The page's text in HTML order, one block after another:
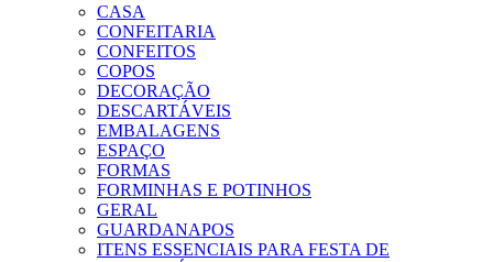
CASA
CONFEITARIA
CONFEITOS
COPOS
DECORAÇÃO
DESCARTÁVEIS
EMBALAGENS
ESPAÇO
FORMAS
FORMINHAS E POTINHOS
GERAL
GUARDANAPOS
ITENS ESSENCIAIS PARA FESTA DE